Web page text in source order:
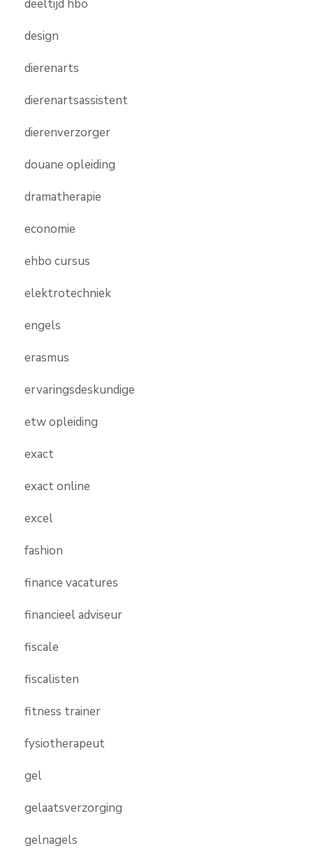
deeltijd hbo
design
dierenarts
dierenartsassistent
dierenverzorger
douane opleiding
dramatherapie
economie
ehbo cursus
elektrotechniek
engels
erasmus
ervaringsdeskundige
etw opleiding
exact
exact online
excel
fashion
finance vacatures
financieel adviseur
fiscale
fiscalisten
fitness trainer
fysiotherapeut
gel
gelaatsverzorging
gelnagels